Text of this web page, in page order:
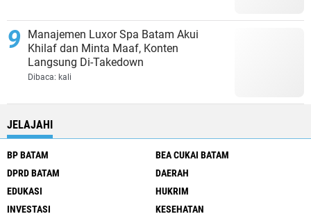
Manajemen Luxor Spa Batam Akui
Khilaf dan Minta Maaf, Konten
Langsung Di-Takedown
Dibaca: kali
JELAJAHI
BP BATAM
BEA CUKAI BATAM
DPRD BATAM
DAERAH
EDUKASI
HUKRIM
INVESTASI
KESEHATAN